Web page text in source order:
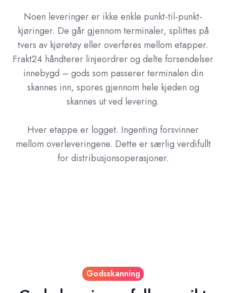
Noen leveringer er ikke enkle punkt-til-punkt-
kjøringer. De går gjennom terminaler, splittes på
tvers av kjøretøy eller overføres mellom etapper.
Frakt24 håndterer linjeordrer og delte forsendelser
innebygd – gods som passerer terminalen din
skannes inn, spores gjennom hele kjeden og
skannes ut ved levering.
Hver etappe er logget. Ingenting forsvinner
mellom overleveringene. Dette er særlig verdifullt
for distribusjonsoperasjoner.
Godsskanning